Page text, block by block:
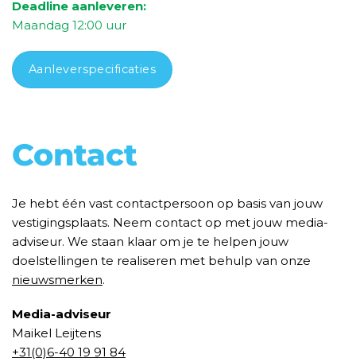
Deadline aanleveren:
Maandag 12:00 uur
Aanleverspecificaties
Contact
Je hebt één vast contactpersoon op basis van jouw
vestigingsplaats. Neem contact op met jouw media-
adviseur. We staan klaar om je te helpen jouw
doelstellingen te realiseren met behulp van onze
nieuwsmerken.
Media-adviseur
Maikel Leijtens
+31(0)6-40 19 91 84